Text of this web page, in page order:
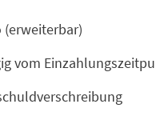
(erweiterbar)
vom